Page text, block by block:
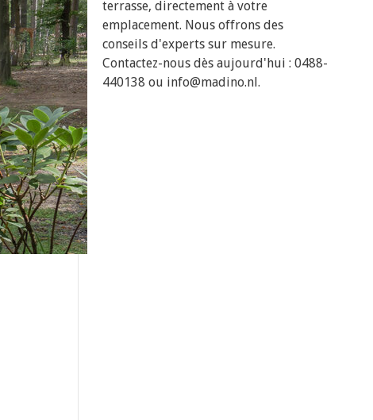
terrasse, directement à votre
emplacement. Nous offrons des
conseils d'experts sur mesure.
Contactez-nous dès aujourd'hui : 0488-
440138 ou info@madino.nl .